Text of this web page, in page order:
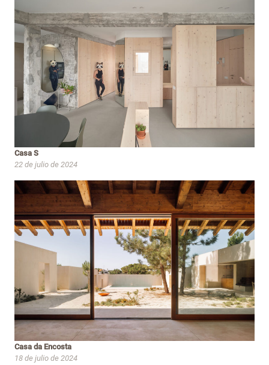
Casa S
22 de julio de 2024
Casa da Encosta
18 de julio de 2024